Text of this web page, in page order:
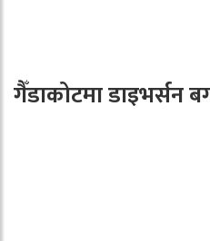
गैँडाकोटमा डाइभर्सन